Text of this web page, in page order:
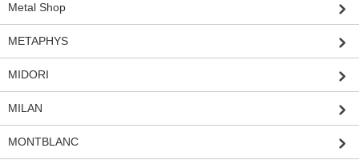
Metal Shop
METAPHYS
MIDORI
MILAN
MONTBLANC